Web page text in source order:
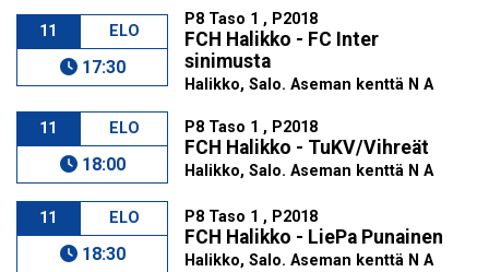
11 ELO
17:30
P8 Taso 1 , P2018
FCH Halikko - FC Inter
sinimusta
Halikko, Salo. Aseman kenttä N A
11 ELO
18:00
P8 Taso 1 , P2018
FCH Halikko - TuKV/Vihreät
Halikko, Salo. Aseman kenttä N A
11 ELO
18:30
P8 Taso 1 , P2018
FCH Halikko - LiePa Punainen
Halikko, Salo. Aseman kenttä N A